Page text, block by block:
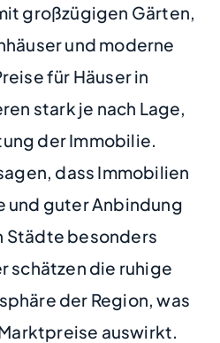
großzügigen Gärten,
und moderne
für Häuser in
stark je nach Lage,
der Immobilie.
dass Immobilien
und guter Anbindung
Städte besonders
schätzen die ruhige
der Region, was
auswirkt.